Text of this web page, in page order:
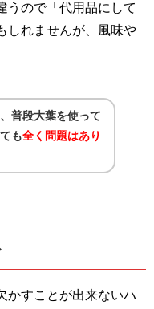
うので「代用品にして
しれませんが、風味や
普段大葉を使って
も全く問題はあり
かすことが出来ないハ